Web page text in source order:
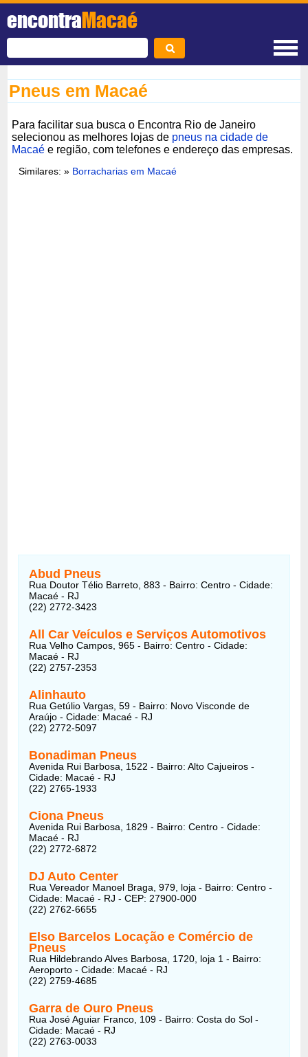
encontraMacaé
Pneus em Macaé
Para facilitar sua busca o Encontra Rio de Janeiro
selecionou as melhores lojas de pneus na cidade de
Macaé e região, com telefones e endereço das empresas.
Similares: » Borracharias em Macaé
Abud Pneus
Rua Doutor Télio Barreto, 883 - Bairro: Centro - Cidade:
Macaé - RJ
(22) 2772-3423
All Car Veículos e Serviços Automotivos
Rua Velho Campos, 965 - Bairro: Centro - Cidade:
Macaé - RJ
(22) 2757-2353
Alinhauto
Rua Getúlio Vargas, 59 - Bairro: Novo Visconde de
Araújo - Cidade: Macaé - RJ
(22) 2772-5097
Bonadiman Pneus
Avenida Rui Barbosa, 1522 - Bairro: Alto Cajueiros -
Cidade: Macaé - RJ
(22) 2765-1933
Ciona Pneus
Avenida Rui Barbosa, 1829 - Bairro: Centro - Cidade:
Macaé - RJ
(22) 2772-6872
DJ Auto Center
Rua Vereador Manoel Braga, 979, loja - Bairro: Centro -
Cidade: Macaé - RJ - CEP: 27900-000
(22) 2762-6655
Elso Barcelos Locação e Comércio de
Pneus
Rua Hildebrando Alves Barbosa, 1720, loja 1 - Bairro:
Aeroporto - Cidade: Macaé - RJ
(22) 2759-4685
Garra de Ouro Pneus
Rua José Aguiar Franco, 109 - Bairro: Costa do Sol -
Cidade: Macaé - RJ
(22) 2763-0033